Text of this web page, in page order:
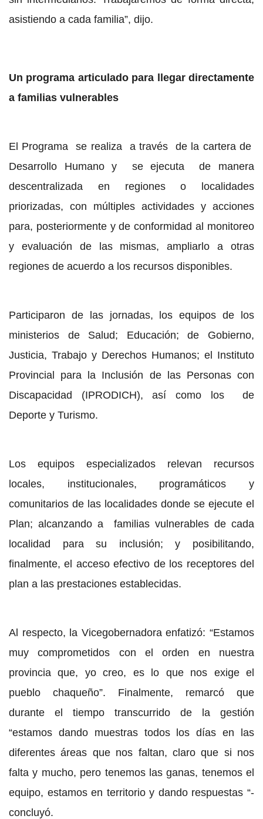
asistiendo a cada familia”, dijo.
Un programa articulado para llegar directamente
a familias vulnerables
El Programa se realiza a través de la cartera de
Desarrollo Humano y se ejecuta de manera
descentralizada en regiones o localidades
priorizadas, con múltiples actividades y acciones
para, posteriormente y de conformidad al monitoreo
y evaluación de las mismas, ampliarlo a otras
regiones de acuerdo a los recursos disponibles.
Participaron de las jornadas, los equipos de los
ministerios de Salud; Educación; de Gobierno,
Justicia, Trabajo y Derechos Humanos; el Instituto
Provincial para la Inclusión de las Personas con
Discapacidad (IPRODICH), así como los de
Deporte y Turismo.
Los equipos especializados relevan recursos
locales, institucionales, programáticos y
comunitarios de las localidades donde se ejecute el
Plan; alcanzando a familias vulnerables de cada
localidad para su inclusión; y posibilitando,
finalmente, el acceso efectivo de los receptores del
plan a las prestaciones establecidas.
Al respecto, la Vicegobernadora enfatizó: “Estamos
muy comprometidos con el orden en nuestra
provincia que, yo creo, es lo que nos exige el
pueblo chaqueño”. Finalmente, remarcó que
durante el tiempo transcurrido de la gestión
“estamos dando muestras todos los días en las
diferentes áreas que nos faltan, claro que si nos
falta y mucho, pero tenemos las ganas, tenemos el
equipo, estamos en territorio y dando respuestas “-
concluyó.